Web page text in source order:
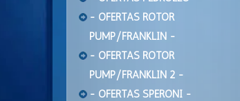
- OFERTAS ROTOR
PUMP/FRANKLIN -
- OFERTAS ROTOR
PUMP/FRANKLIN 2 -
- OFERTAS SPERONI -